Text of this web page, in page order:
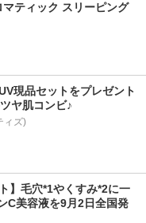
ティック スリーピング
現品セットをプレゼント
ヤ肌コンビ♪
ィズ)
】毛穴*1やくすみ*2に一
C美容液を9月2日全国発